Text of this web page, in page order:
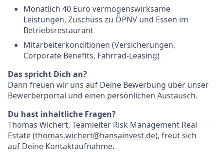
Monatlich 40 Euro vermögenswirksame
Leistungen, Zuschuss zu ÖPNV und Essen im
Betriebsrestaurant
Mitarbeiterkonditionen (Versicherungen,
Corporate Benefits, Fahrrad-Leasing)
Das spricht Dich an?
Dann freuen wir uns auf Deine Bewerbung über unser
Bewerberportal und einen persönlichen Austausch.
Du hast inhaltliche Fragen?
Thomas Wichert, Teamleiter Risk Management Real
Estate (thomas.wichert@hansainvest.de), freut sich
auf Deine Kontaktaufnahme.